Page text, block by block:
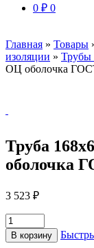
0 ₽ 0
Главная » Товары
изоляции »
ОЦ оболочка
Труба
оболочка
3 523 ₽
В корзину